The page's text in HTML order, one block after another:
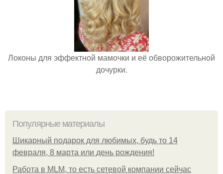
Локоны для эффектной мамочки и её обворожительной
дочурки.
Популярные материалы
Шикарный подарок для любимых, будь то 14
февраля, 8 марта или день рождения!
Работа в MLM, то есть сетевой компании сейчас